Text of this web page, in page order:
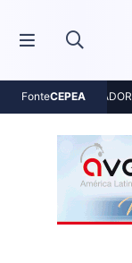
FonteCEPEA
MILHO - INDICADOR